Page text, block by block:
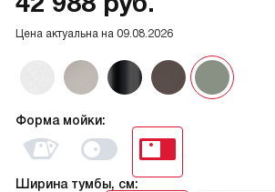
Форма мойки:
Ширина тумбы, см:
Цена актуальна на 09.08.2026